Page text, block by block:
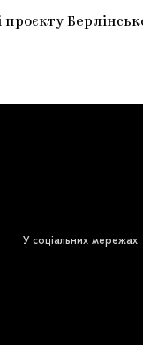
У соціальних мережах